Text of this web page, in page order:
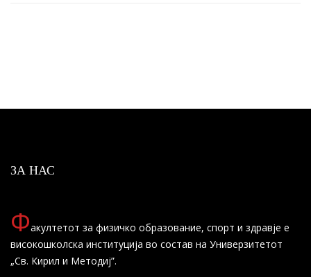
ЗА НАС
Факултетот за физичко образование, спорт и здравје е
високошколска институција во состав на Универзитетот
„Св. Кирил и Методиј”.